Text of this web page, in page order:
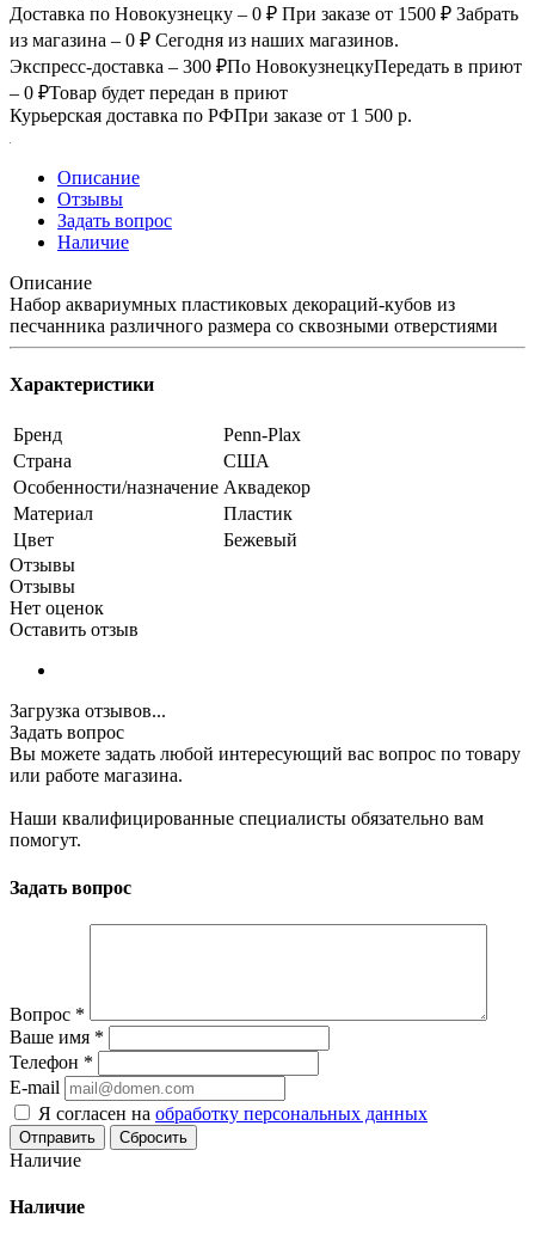
Доставка по Новокузнецку – 0 ₽ При заказе от 1500 ₽ Забрать
из магазина – 0 ₽ Сегодня из наших магазинов.
Экспресс-доставка – 300 ₽По НовокузнецкуПередать в приют
– 0 ₽Товар будет передан в приют
Курьерская доставка по РФПри заказе от 1 500 р.
Описание
Отзывы
Задать вопрос
Наличие
Описание
Набор аквариумных пластиковых декораций-кубов из
песчанника различного размера со сквозными отверстиями
Характеристики
Бренд
Penn-Plax
Страна
США
Особенности/назначение Аквадекор
Материал
Пластик
Цвет
Бежевый
Отзывы
Отзывы
Нет оценок
Оставить отзыв
Загрузка отзывов...
Задать вопрос
Вы можете задать любой интересующий вас вопрос по товару
или работе магазина.
Наши квалифицированные специалисты обязательно вам
помогут.
Задать вопрос
Вопрос *
Ваше имя *
Телефон *
E-mail
Я согласен на обработку персональных данных
Сбросить
Наличие
Наличие